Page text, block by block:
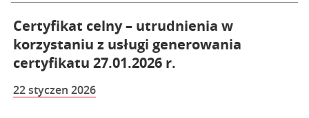
Certyfikat celny – utrudnienia w
korzystaniu z usługi generowania
certyfikatu 27.01.2026 r.
22 styczen 2026